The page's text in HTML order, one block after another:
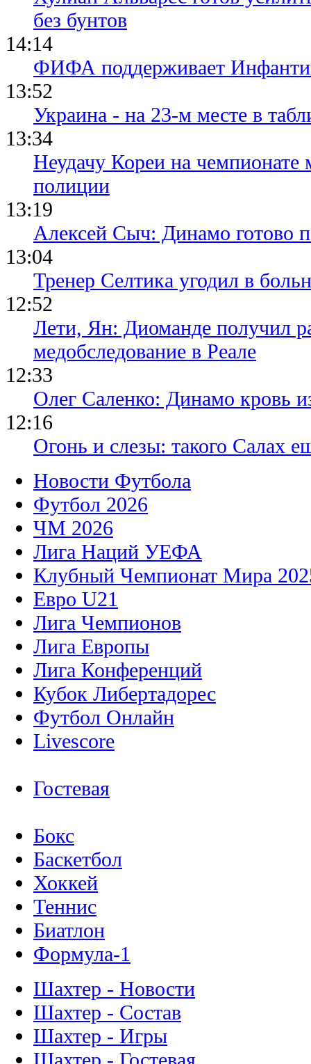
без бунтов
14:14
ФИФА поддерживает
13:52
Украина - на 23-м месте в
13:34
Неудачу Кореи на
полиции
13:19
Алексей Сыч: Динамо готово
13:04
Тренер Селтика угодил в
12:52
Лети, Ян: Диоманде получил
медобследование в Реале
12:33
Олег Саленко: Динамо кровь
12:16
Огонь и слезы: такого Салах
Новости Футбола
Футбол 2026
ЧМ 2026
Лига Наций УЕФА
Клубный Чемпионат Мира
Евро U21
Лига Чемпионов
Лига Европы
Лига Конференций
Кубок Либертадорес
Футбол Онлайн
Livescore
Гостевая
Бокс
Баскетбол
Хоккей
Теннис
Биатлон
Формула-1
Шахтер - Новости
Шахтер - Состав
Шахтер - Игры
Шахтер - Гостевая